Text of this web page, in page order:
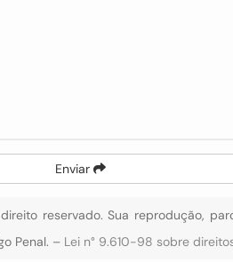
Enviar
reservado. Sua reprodução,
Penal. – Lei n° 9.610-98 sobre